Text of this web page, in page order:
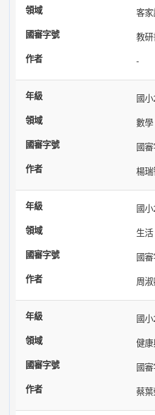
客
教
-
國
數學
國
楊
國
生活
國
周
國
健
國
蔡